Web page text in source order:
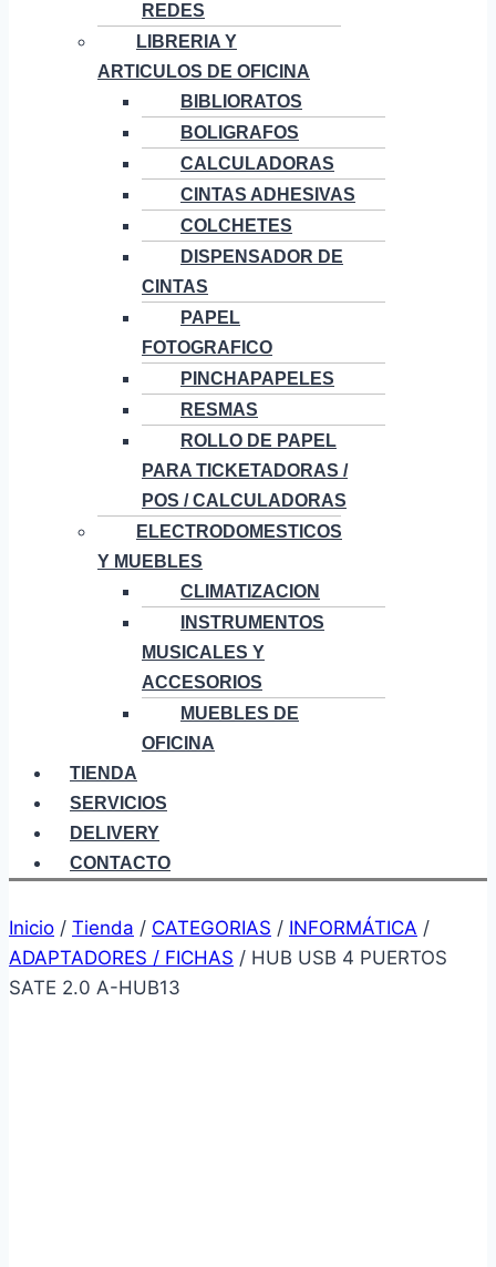
REDES
LIBRERIA Y
ARTICULOS DE OFICINA
BIBLIORATOS
BOLIGRAFOS
CALCULADORAS
CINTAS ADHESIVAS
COLCHETES
DISPENSADOR DE
CINTAS
PAPEL
FOTOGRAFICO
PINCHAPAPELES
RESMAS
ROLLO DE PAPEL
PARA TICKETADORAS /
POS / CALCULADORAS
ELECTRODOMESTICOS
Y MUEBLES
CLIMATIZACION
INSTRUMENTOS
MUSICALES Y
ACCESORIOS
MUEBLES DE
OFICINA
TIENDA
SERVICIOS
DELIVERY
CONTACTO
Inicio / Tienda / CATEGORIAS / INFORMÁTICA /
ADAPTADORES / FICHAS / HUB USB 4 PUERTOS
SATE 2.0 A-HUB13